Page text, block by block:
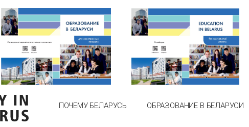
ПОЧЕМУ БЕЛАРУСЬ ОБРАЗОВАНИЕ В БЕЛАРУСИ